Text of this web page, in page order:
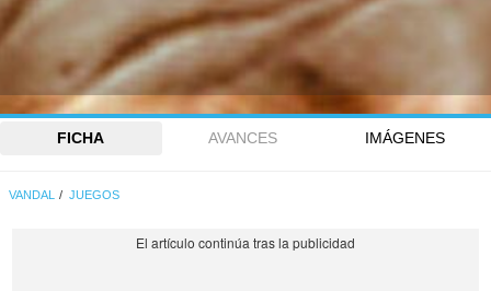
FICHA AVANCES IMÁGENES
VANDAL JUEGOS